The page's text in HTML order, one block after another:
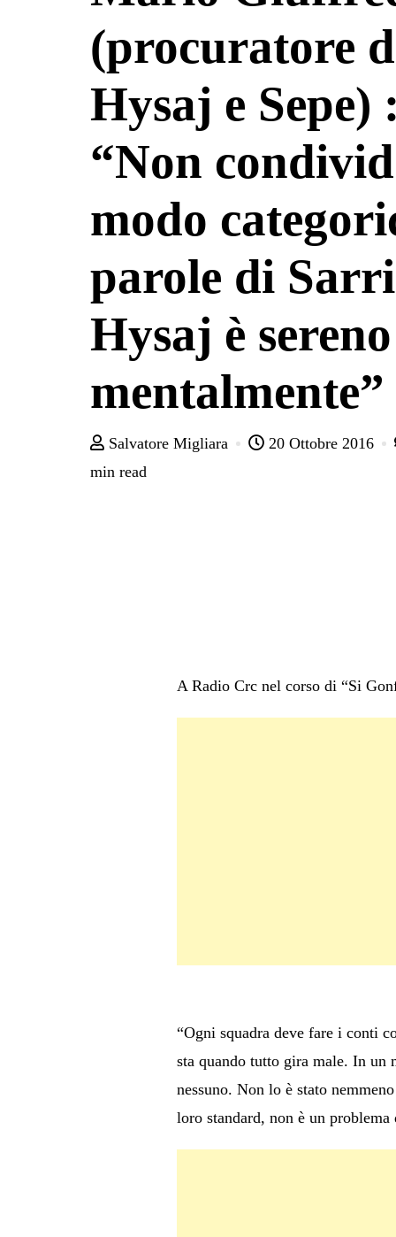
(procuratore
Hysaj e Sepe) :
“Non
modo
parole di
Hysaj è sereno
mentalmente”
Salvatore Migliara 20 Ottobre 2016
min read
A Radio Crc nel corso di “Si
“Ogni squadra deve fare i conti
sta quando tutto gira male. In un
nessuno. Non lo è stato
loro standard, non è un